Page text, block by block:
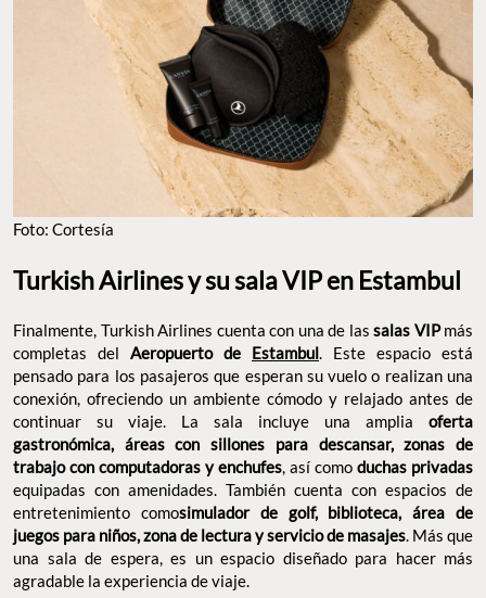
Foto: Cortesía
Turkish Airlines y su sala VIP en Estambul
Finalmente, Turkish Airlines cuenta con una de las salas VIPmás
completas del Aeropuerto de Estambul. Este espacio está
pensado para los pasajeros que esperan su vuelo o realizan una
conexión, ofreciendo un ambiente cómodo y relajado antes de
continuar su viaje. La sala incluye una amplia oferta
gastronómica, áreas con sillones para descansar, zonas de
trabajo con computadoras y enchufes, así como duchas privadas
equipadas con amenidades. También cuenta con espacios de
entretenimiento comosimulador de golf, biblioteca, área de
juegos para niños, zona de lectura y servicio de masajes. Más que
una sala de espera, es un espacio diseñado para hacer más
agradable la experiencia de viaje.